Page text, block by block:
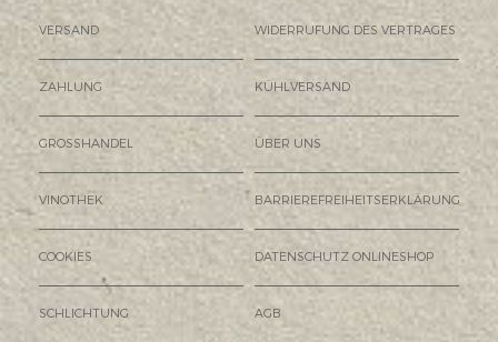
VERSAND WIDERRUFUNG DES VERTRAGES
ZAHLUNG KÜHLVERSAND
GROSSHANDEL ÜBER UNS
VINOTHEK BARRIEREFREIHEITSERKLÄRUNG
COOKIES DATENSCHUTZ ONLINESHOP
SCHLICHTUNG AGB